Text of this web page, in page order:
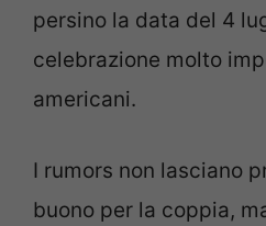
persino la data del 4
celebrazione molto
americani.
I rumors non lasciano
buono per la coppia,